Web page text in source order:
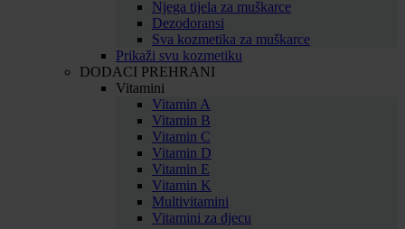
Njega tijela za muškarce
Dezodoransi
Sva kozmetika za muškarce
Prikaži svu kozmetiku
DODACI PREHRANI
Vitamini
Vitamin A
Vitamin B
Vitamin C
Vitamin D
Vitamin E
Vitamin K
Multivitamini
Vitamini za djecu